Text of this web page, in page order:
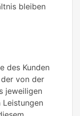
bleiben
des Kunden
von der
jeweiligen